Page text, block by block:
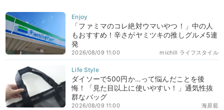
「ファミマのコレ絶対ウマいやつ！」中の人
もおすすめ！辛さがヤミツキの推しグルメ5連
発
michill ライフスタイル
2026/08/09 11:00
ダイソーで500円か…って悩んだことを後
悔！「見た目以上に使いやすい！」通気性抜
群なバッグ
海原藍
2026/08/09 11:00